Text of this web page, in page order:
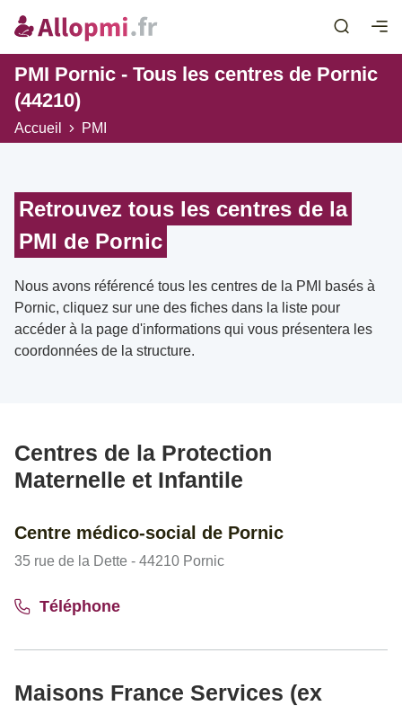
PMI Pornic - Tous les centres de Pornic
(44210)
Accueil PMI
Retrouvez tous les centres de la
PMI de Pornic
Nous avons référencé tous les centres de la PMI basés à
Pornic, cliquez sur une des fiches dans la liste pour
accéder à la page d'informations qui vous présentera les
coordonnées de la structure.
Centres de la Protection
Maternelle et Infantile
Centre médico-social de Pornic
35 rue de la Dette - 44210 Pornic
Téléphone
Maisons France Services (ex